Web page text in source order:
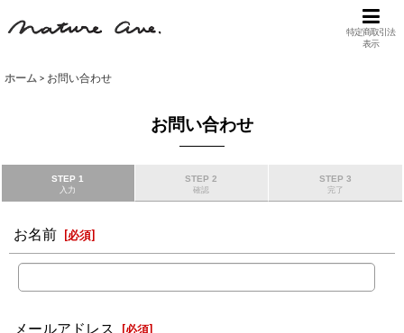
特定商取引法
表示
ホーム > お問い合わせ
お問い合わせ
STEP 1
入力
STEP 2
確認
STEP 3
完了
お名前 [必須]
メールアドレス [必須]